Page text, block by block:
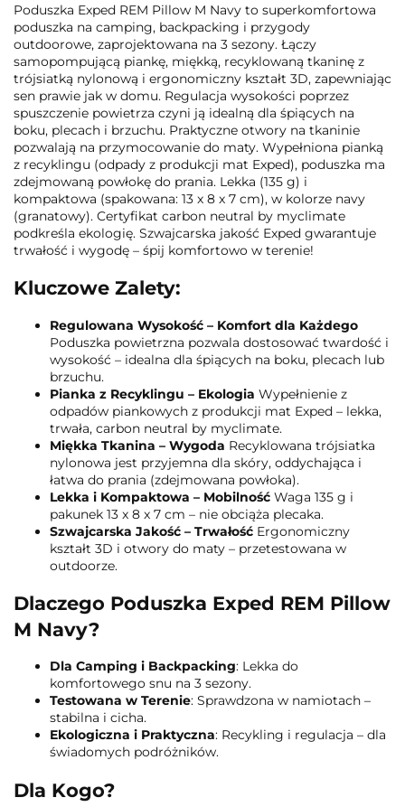
Poduszka Exped REM Pillow M Navy to superkomfortowa
poduszka na camping, backpacking i przygody
outdoorowe, zaprojektowana na 3 sezony. Łączy
samopompującą piankę, miękką, recyklowaną tkaninę z
trójsiatką nylonową i ergonomiczny kształt 3D, zapewniając
sen prawie jak w domu. Regulacja wysokości poprzez
spuszczenie powietrza czyni ją idealną dla śpiących na
boku, plecach i brzuchu. Praktyczne otwory na tkaninie
pozwalają na przymocowanie do maty. Wypełniona pianką
z recyklingu (odpady z produkcji mat Exped), poduszka ma
zdejmowaną powłokę do prania. Lekka (135 g) i
kompaktowa (spakowana: 13 x 8 x 7 cm), w kolorze navy
(granatowy). Certyfikat carbon neutral by myclimate
podkreśla ekologię. Szwajcarska jakość Exped gwarantuje
trwałość i wygodę – śpij komfortowo w terenie!
Kluczowe Zalety:
Regulowana Wysokość – Komfort dla Każdego
Poduszka powietrzna pozwala dostosować twardość i
wysokość – idealna dla śpiących na boku, plecach lub
brzuchu.
Pianka z Recyklingu – Ekologia Wypełnienie z
odpadów piankowych z produkcji mat Exped – lekka,
trwała, carbon neutral by myclimate.
Miękka Tkanina – Wygoda Recyklowana trójsiatka
nylonowa jest przyjemna dla skóry, oddychająca i
łatwa do prania (zdejmowana powłoka).
Lekka i Kompaktowa – Mobilność Waga 135 g i
pakunek 13 x 8 x 7 cm – nie obciąża plecaka.
Szwajcarska Jakość – Trwałość Ergonomiczny
kształt 3D i otwory do maty – przetestowana w
outdoorze.
Dlaczego Poduszka Exped REM Pillow
M Navy?
Dla Camping i Backpacking: Lekka do
komfortowego snu na 3 sezony.
Testowana w Terenie: Sprawdzona w namiotach –
stabilna i cicha.
Ekologiczna i Praktyczna: Recykling i regulacja – dla
świadomych podróżników.
Dla Kogo?